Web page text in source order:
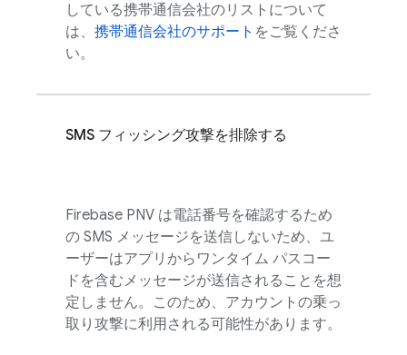
している携帯通信会社のリストについて
は、 携帯通信会社のサポート をご覧くださ
い。
SMS フィッシング攻撃を排除する
Firebase PNV は電話番号を確認するため
の SMS メッセージを送信しないため、ユ
ーザーはアプリからワンタイム パスコー
ドを含むメッセージが送信されることを想
定しません。このため、アカウントの乗っ
取り攻撃に利用される可能性があります。